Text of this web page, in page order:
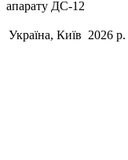
апарату ДС-12
Україна, Київ 2026 р.